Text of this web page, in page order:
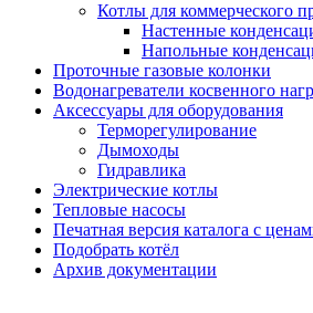
Котлы для коммерческого
Настенные
Напольные
Проточные газовые колонки
Водонагреватели косвенного
Аксессуары для оборудования
Терморегулирование
Дымоходы
Гидравлика
Электрические котлы
Тепловые насосы
Печатная версия каталога с
Подобрать котёл
Архив документации